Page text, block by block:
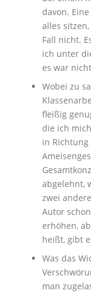
davon.
alles
Fall nicht.
ich unter
es war
Wobei zu
fleißig
die ich
in
abgelehnt,
zwei
Autor
erhöhen,
heißt, gibt
Was das
man